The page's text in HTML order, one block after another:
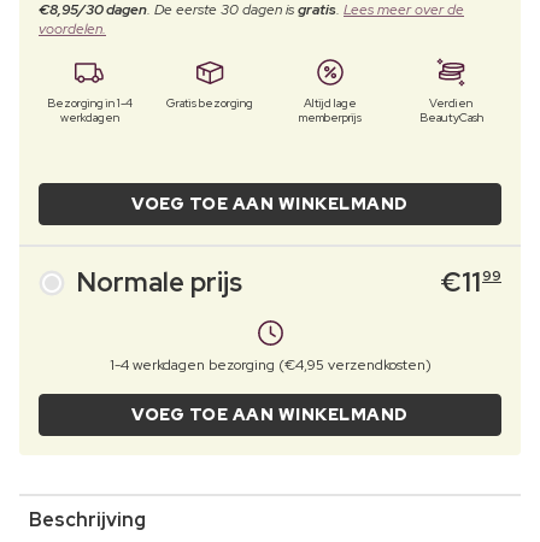
€8,95/30 dagen. De eerste 30 dagen isgratis. Lees meer over de
voordelen.
Bezorging in 1-4
werkdagen
Gratis bezorging
Altijd lage
memberprijs
Verdien
BeautyCash
VOEG TOE AAN WINKELMAND
Normale prijs €1199
1-4 werkdagen bezorging (€4,95 verzendkosten)
VOEG TOE AAN WINKELMAND
Beschrijving